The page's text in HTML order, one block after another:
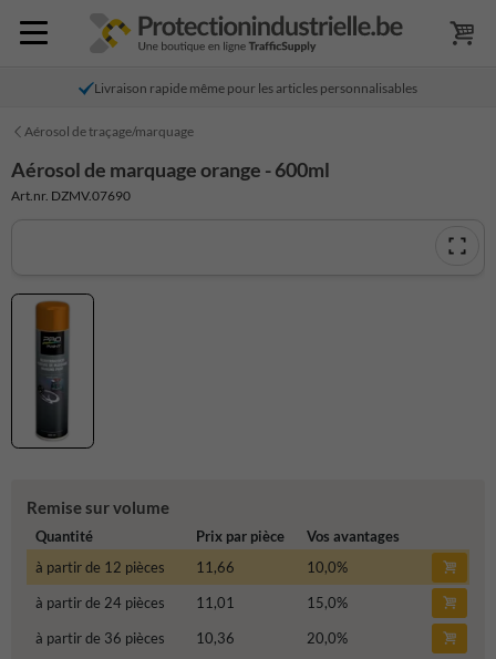
Livraison rapide même pour les articles personnalisables
Aérosol de traçage/marquage
Aérosol de marquage orange - 600ml
Art.nr. DZMV.07690
Remise sur volume
Quantité Prix par pièce
Vos avantages
à partir de 12 pièces
11,66 10,0%
à partir de 24 pièces
11,01 15,0%
à partir de 36 pièces
10,36 20,0%